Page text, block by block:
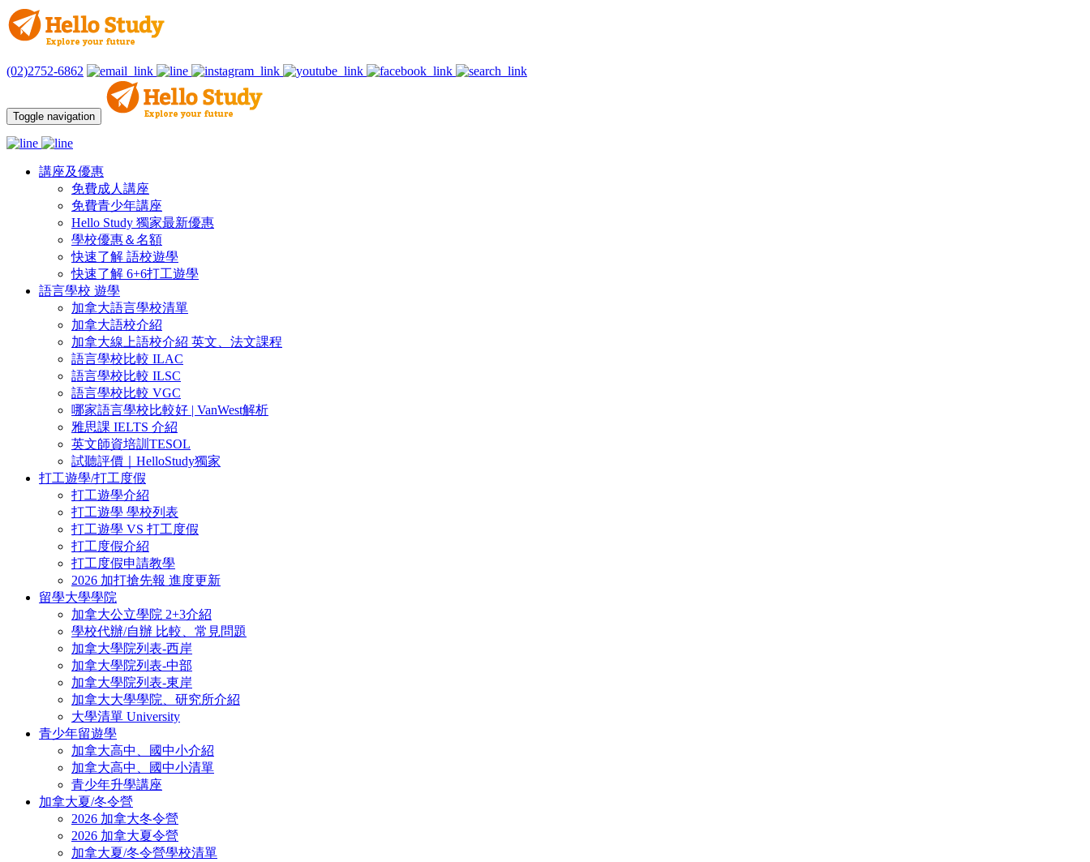
(02)2752-6862
Toggle navigation
講座及優惠
免費成人講座
免費青少年講座
Hello Study 獨家最新優惠
學校優惠＆名額
快速了解 語校遊學
快速了解 6+6打工遊學
語言學校 遊學
加拿大語言學校清單
加拿大語校介紹
加拿大線上語校介紹 英文、法文課程
語言學校比較 ILAC
語言學校比較 ILSC
語言學校比較 VGC
哪家語言學校比較好 | VanWest解析
雅思課 IELTS 介紹
英文師資培訓TESOL
試聽評價｜HelloStudy獨家
打工遊學/打工度假
打工遊學介紹
打工遊學 學校列表
打工遊學 VS 打工度假
打工度假介紹
打工度假申請教學
2026 加打搶先報 進度更新
留學大學學院
加拿大公立學院 2+3介紹
學校代辦/自辦 比較、常見問題
加拿大學院列表-西岸
加拿大學院列表-中部
加拿大學院列表-東岸
加拿大大學學院、研究所介紹
大學清單 University
青少年留遊學
加拿大高中、國中小介紹
加拿大高中、國中小清單
青少年升學講座
加拿大夏/冬令營
2026 加拿大冬令營
2026 加拿大夏令營
加拿大夏/冬令營學校清單